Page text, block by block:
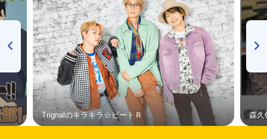
Trignalのキラキラ☆ビートＲ 森久